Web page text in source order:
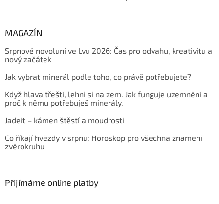
MAGAZÍN
Srpnové novoluní ve Lvu 2026: Čas pro odvahu, kreativitu a
nový začátek
Jak vybrat minerál podle toho, co právě potřebujete?
Když hlava třeští, lehni si na zem. Jak funguje uzemnění a
proč k němu potřebuješ minerály.
Jadeit – kámen štěstí a moudrosti
Co říkají hvězdy v srpnu: Horoskop pro všechna znamení
zvěrokruhu
Přijímáme online platby